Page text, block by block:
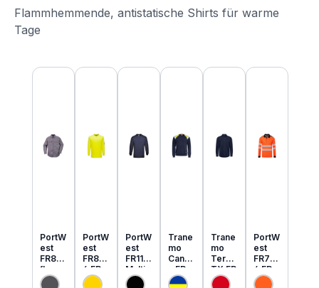
Flammhemmende, antistatische Shirts für warme
Tage
Produktgalerie überspringen
PortW
est
FR89
flamm
hemm
PortW
est
FR80
6 FR
MultiN
PortW
est
FR11
Multi
Norm
Trane
mo
Cante
x FR
MultiN
Trane
mo
Tera
TX FR
leicht
PortW
est
FR73
4 FR
MultiN